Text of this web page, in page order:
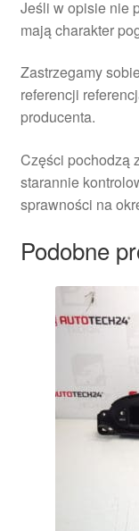
Jeśli w opisie nie
mają charakter
Zastrzegamy
referencji
producenta.
Części pochodzą
starannie
sprawności na
Podobne